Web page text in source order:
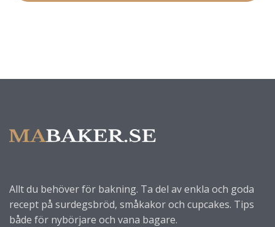
Allt du behöver för bakning. Ta del av enkla och goda
recept på surdegsbröd, småkakor och cupcakes. Tips
både för nybörjare och vana bagare.